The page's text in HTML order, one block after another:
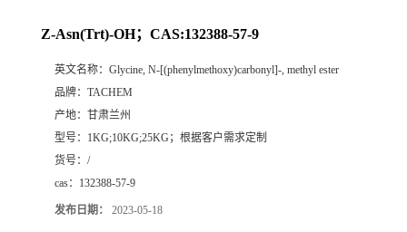
Z-Asn(Trt)-OH；CAS:132388-57-9
英文名称： Glycine, N-[(phenylmethoxy)carbonyl]-, methyl ester
品牌： TACHEM
产地： 甘肃兰州
型号： 1KG;10KG;25KG；根据客户需求定制
货号： /
cas： 132388-57-9
发布日期： 2023-05-18